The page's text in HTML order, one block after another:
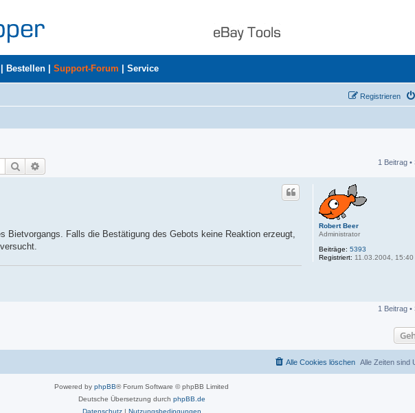
Bestellen Support-Forum Service
Registrieren
Suche 1 Beitrag •
Robert Beer
Administrator
Beiträge: 5393
Registriert: 11.03.2004, 15:40
Bietvorgangs. Falls die Bestätigung des Gebots keine Reaktion erzeugt,
1 Beitrag •
Alle Zeiten sind
Alle Cookies löschen
Powered by phpBB® Forum Software © phpBB Limited
Deutsche Übersetzung durch phpBB.de
Datenschutz| Nutzungsbedingungen